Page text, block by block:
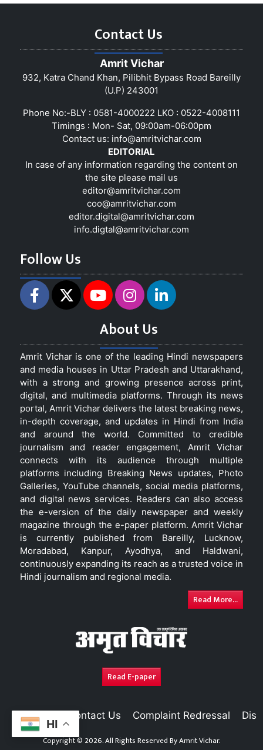
HI
Contact Us
Amrit Vichar
932, Katra Chand Khan, Pilibhit Bypass Road Bareilly
(U.P) 243001
Phone No:-BLY : 0581-4000222 LKO : 0522-4008111
Timings : Mon- Sat, 09:00am-06:00pm
Contact us: info@amritvichar.com
EDITORIAL
In case of any information regarding the content on
the site please mail us
editor@amritvichar.com
coo@amritvichar.com
editor.digital@amritvichar.com
info.digtal@amritvichar.com
Follow Us
About Us
Amrit Vichar is one of the leading Hindi newspapers
and media houses in Uttar Pradesh and Uttarakhand,
with a strong and growing presence across print,
digital, and multimedia platforms. Through its news
portal, Amrit Vichar delivers the latest breaking news,
in-depth coverage, and updates in Hindi from India
and around the world. Committed to credible
journalism and reader engagement, Amrit Vichar
connects with its audience through multiple
platforms including Breaking News updates, Photo
Galleries, YouTube channels, social media platforms,
and digital news services. Readers can also access
the e-version of the daily newspaper and weekly
magazine through the e-paper platform. Amrit Vichar
is currently published from Bareilly, Lucknow,
Moradabad, Kanpur, Ayodhya, and Haldwani,
continuously expanding its reach as a trusted voice in
Hindi journalism and regional media.
Read More...
Read E-paper
About Us Contact Us Complaint Redressal
Copyright © 2026. All Rights Reserved ByAmrit Vichar.